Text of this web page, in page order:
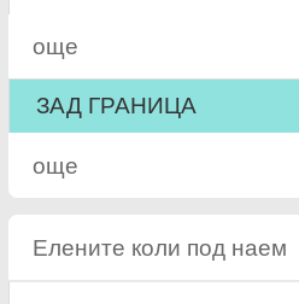
още
ЗАД ГРАНИЦА
още
Елените коли под наем